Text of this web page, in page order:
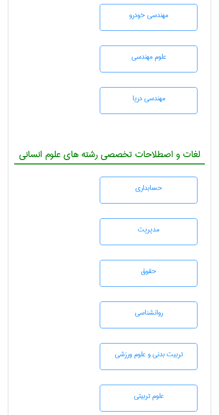
مهندسی خودرو
علوم مهندسی
مهندسی دریا
لغات و اصطلاحات تخصصی رشته های علوم انسانی
حسابداری
مديريت
حقوق
روانشناسی
تربيت بدنی و علوم ورزشی
علوم تربيتی